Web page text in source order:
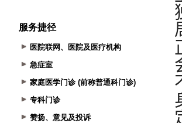
服务捷径
医院联网、医院及医疗机构
急症室
家庭医学门诊 (前称普通科门诊)
专科门诊
赞扬、意见及投诉